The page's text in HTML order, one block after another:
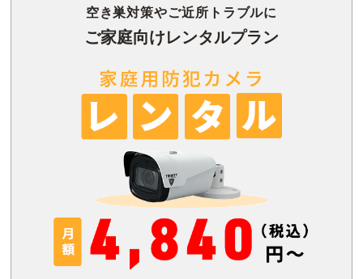
空き巣対策やご近所トラブルに
ご家庭向けレンタルプラン